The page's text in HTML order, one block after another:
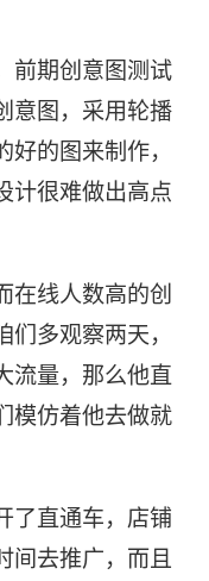
前期创意图测试
意图，采用轮播
的图来制作，
计很难做出高点
在线人数高的创
多观察两天，
流量，那么他直
模仿着他去做就
了直通车，店铺
间去推广，而且